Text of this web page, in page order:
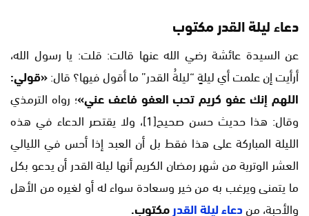
دعاء ليلة القدر مكتوب
عن السيدة عائشة رضي الله عنها قالت: قلت: يا رسول الله،
أرأيت إن علمت أي ليلةٍ “ليلةُ القدر” ما أقول فيها؟ قال:«قولي:
اللهم إنك عفو كريم تحب العفو فاعف عني»؛ رواه الترمذي
وقال: هذا حديث حسن صحيح[1]، ولا يقتصر الدعاء في هذه
الليلة المباركة على هذا فقط بل أن العبد إذا أحس في الليالي
العشر الوترية من شهر رمضان الكريم أنها ليلة القدر أن يدعو بكل
ما يتمنى ويرغب به من خير وسعادة سواء له أو لغيره من الأهل
والأحبة، مندعاء ليلة القدرمكتوب.